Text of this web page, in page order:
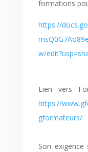
formations
https://
w/
Lien
https://
gformateurs/
Son